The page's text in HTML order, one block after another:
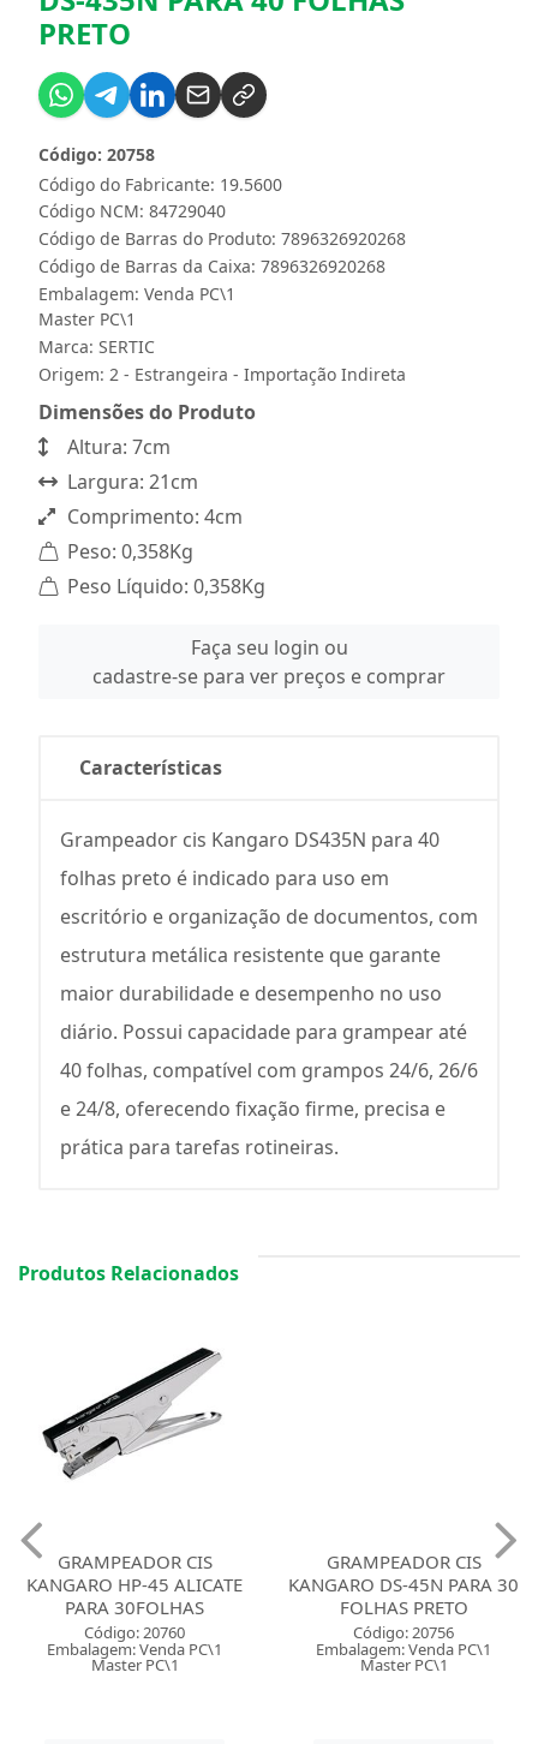
PRETO
Código do Fabricante: 19.5600
Código: 20758
Código NCM: 84729040
Código de Barras do Produto: 7896326920268
Código de Barras da Caixa: 7896326920268
Embalagem: Venda PC\1
Master PC\1
Marca: SERTIC
Origem: 2 - Estrangeira - Importação Indireta
Dimensões do Produto
Altura: 7cm
Largura: 21cm
Comprimento: 4cm
Peso: 0,358Kg
Peso Líquido: 0,358Kg
Faça seu login ou
cadastre-se para ver preços e comprar
Características
Grampeador cis Kangaro DS435N para 40
folhas preto é indicado para uso em
escritório e organização de documentos, com
estrutura metálica resistente que garante
maior durabilidade e desempenho no uso
diário. Possui capacidade para grampear até
40 folhas, compatível com grampos 24/6, 26/6
e 24/8, oferecendo fixação firme, precisa e
prática para tarefas rotineiras.
Produtos Relacionados
GRAMPEADOR CIS
KANGARO HP-45 ALICATE
PARA 30FOLHAS
Código: 20760
Embalagem: Venda PC\1
Master PC\1
GRAMPEADOR CIS
KANGARO DS-45N PARA 30
FOLHAS PRETO
Código: 20756
Embalagem: Venda PC\1
Master PC\1